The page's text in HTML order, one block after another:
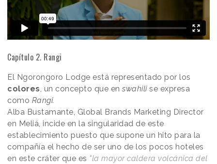
Capítulo 2. Rangi
El Ngorongoro Lodge está representado por los
colores, un concepto que en swahili se expresa
como Rangi.
Alba Bustamante, Global Brands Marketing Director
en Meliá, incide en la singularidad de este
establecimiento puesto que supone un hito para la
compañía el hecho de ser uno de los pocos hoteles
en este cráter que es "la mayor caldera volcánica del